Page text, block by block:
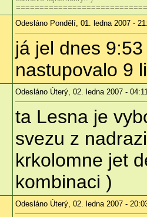
Odesláno Pondělí, 01. ledna 2007 -
já jel dnes
nastupovalo 9
Odesláno Úterý, 02. ledna 2007 -
ta Lesna je
svezu z
krkolomne jet
kombinaci )
Odesláno Úterý, 02. ledna 2007 -